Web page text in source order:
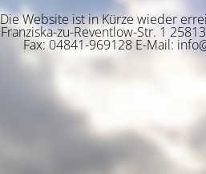
Die Website ist in Kürze wieder
Franziska-zu-Reventlow-Str. 1
Fax: 04841-969128 E-Mail: